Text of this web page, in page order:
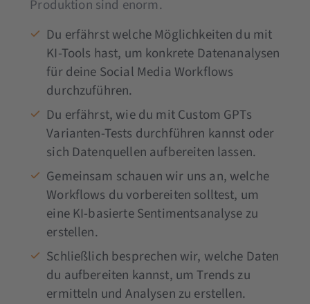
Produktion sind enorm.
Du erfährst welche Möglichkeiten du mit
KI-Tools hast, um konkrete Datenanalysen
für deine Social Media Workflows
durchzuführen.
Du erfährst, wie du mit Custom GPTs
Varianten-Tests durchführen kannst oder
sich Datenquellen aufbereiten lassen.
Gemeinsam schauen wir uns an, welche
Workflows du vorbereiten solltest, um
eine KI-basierte Sentimentsanalyse zu
erstellen.
Schließlich besprechen wir, welche Daten
du aufbereiten kannst, um Trends zu
ermitteln und Analysen zu erstellen.